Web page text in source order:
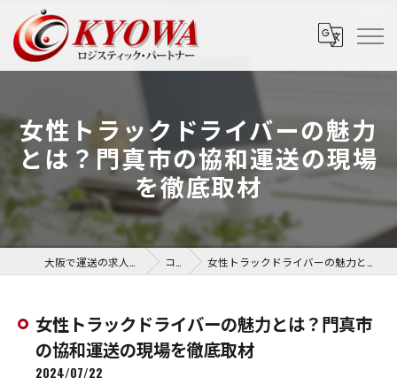
女性トラックドライバーの魅力
とは？門真市の協和運送の現場
を徹底取材
コラム 女性トラックドライバーの魅力とは？門真市の協和運送の現場を徹底取材
女性トラックドライバーの魅力とは？門真市
の協和運送の現場を徹底取材
2024/07/22